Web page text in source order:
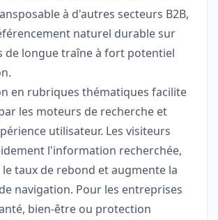
à d'autres secteurs B2B,
naturel durable sur
de longue traîne à fort potentiel
en rubriques thématiques facilite
les moteurs de recherche et
utilisateur. Les visiteurs
l'information recherchée,
taux de rebond et augmente la
navigation. Pour les entreprises
bien-être ou protection